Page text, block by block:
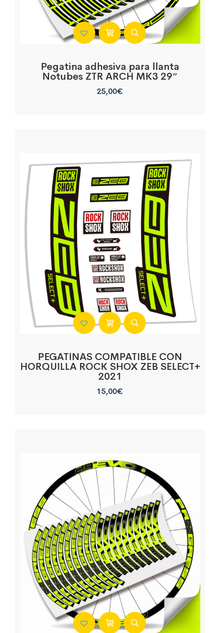
Pegatina adhesiva para llanta
Notubes ZTR ARCH MK3 29″
25,00€
PEGATINAS COMPATIBLE CON
HORQUILLA ROCK SHOX ZEB SELECT+
2021
15,00€